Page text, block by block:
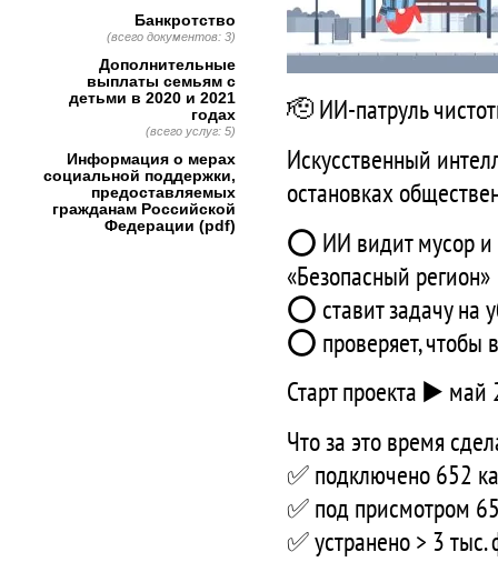
🫡 ИИ-патруль
Искусственный
остановках
⭕ ИИ видит мусор и
«Безопасный
⭕ ставит задачу на
⭕ проверяет,
Старт проекта ▶️ май
Что за это время
✅ подключено 652
✅ под присмотром
✅ устранено > 3
Банкротство
(всего документов: 3)
Дополнительные
выплаты семьям с
детьми в 2020 и 2021
годах
(всего услуг: 5)
Информация о мерах
социальной поддержки,
предоставляемых
гражданам Российской
Федерации (pdf)